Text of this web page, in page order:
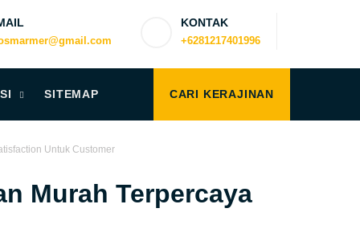
KONTAK
+6281217401996
SITEMAP CARI KERAJINAN
Untuk Customer
Murah Terpercaya